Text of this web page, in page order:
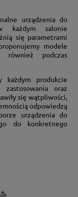
urządzenia do
każdym salonie
się parametrami
modele
również podczas
każdym produkcie
zastosowania oraz
się wątpliwości,
odpowiedzą
urządzenia do
do konkretnego